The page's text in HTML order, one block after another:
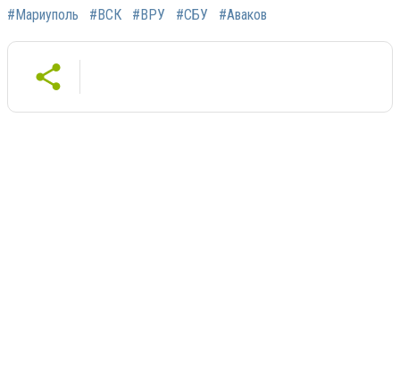
#Мариуполь #ВСК #ВРУ #СБУ #Аваков